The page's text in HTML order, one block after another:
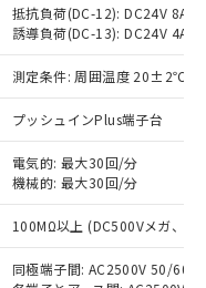
抵抗負荷(DC-12): DC24V 8A/
誘導負荷(DC-13): DC24V 4A/
測定条件: 周囲温度 20±2℃、
プッシュインPlus端子台
電気的: 最大30回/分
機械的: 最大30回/分
100MΩ以上 (DC500Vメガ、点
同極端子間: AC2500V 50/
機器事業取扱
び標準価格
だくもので
品の中には、
る商品もある
照会結果は、
での社内デー
のであり、閲
あることをご
（10物質）の
たは確認中の
無形物で、有
です。
有部品として
た場合などや
ます。
以下、 カド
リ臭化ビフェニル
が中国RoHSの
ます。
が中国RoHSの
します。
売部門へお問
のうち、外国
定める商品
いう）を輸出
場合は、日本
は役務取引許
要な手続きを